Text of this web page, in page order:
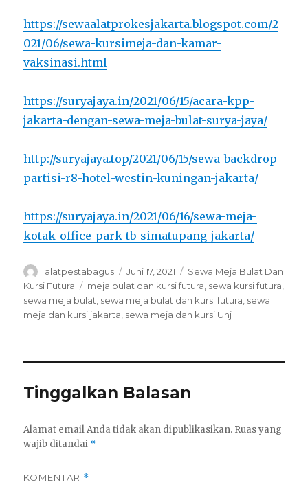
https://sewaalatprokesjakarta.blogspot.com/2
021/06/sewa-kursimeja-dan-kamar-
vaksinasi.html
https://suryajaya.in/2021/06/15/acara-kpp-
jakarta-dengan-sewa-meja-bulat-surya-jaya/
http://suryajaya.top/2021/06/15/sewa-backdrop-
partisi-r8-hotel-westin-kuningan-jakarta/
https://suryajaya.in/2021/06/16/sewa-meja-
kotak-office-park-tb-simatupang-jakarta/
Author
alatpestabagus
Posted
on
Juni 17, 2021 Categories
Sewa Meja Bulat Dan
Kursi Futura
Tags
meja bulat dan kursi futura, sewa kursi futura,
sewa meja bulat, sewa meja bulat dan kursi futura, sewa
meja dan kursi jakarta, sewa meja dan kursi Unj
Tinggalkan Balasan
Alamat email Anda tidak akan dipublikasikan. Ruas yang
wajib ditandai *
KOMENTAR *